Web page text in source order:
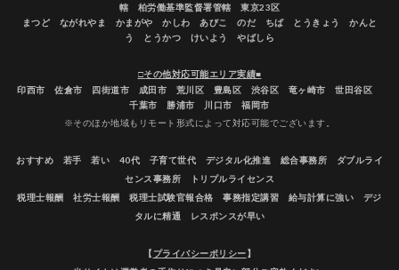
轄 柏労働基準監督署管轄 東京23区
まつど ながれやま かまがや かしわ あびこ のだ ちば とうきょう かんと
う とうかつ けいよう やばしら
□その他対応可能エリア実績■
印西市 佐倉市 四街道市 成田市 荒川区 豊島区 渋谷区 竜ヶ崎市 世田谷区
千葉市 勝浦市 川口市 福岡市
※そのほか地域もリモート形式によって対応可能でございます。
おすすめ 若手 若い 40代 子育て世代 デジタル化推進 総合事務所 ダブルライ
センス事務所 トリプルライセンス
税理士報酬 社労士報酬 税理士試験官報合格 事務指定講習 給与計算に強い デジ
タルに精通 レスポンスが早い
【 プライバシーポリシー】